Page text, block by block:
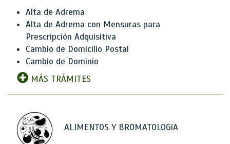
Alta de Adrema
Alta de Adrema con Mensuras para
Prescripción Adquisitiva
Cambio de Domicilio Postal
Cambio de Dominio
MÁS TRÁMITES
ALIMENTOS Y BROMATOLOGíA